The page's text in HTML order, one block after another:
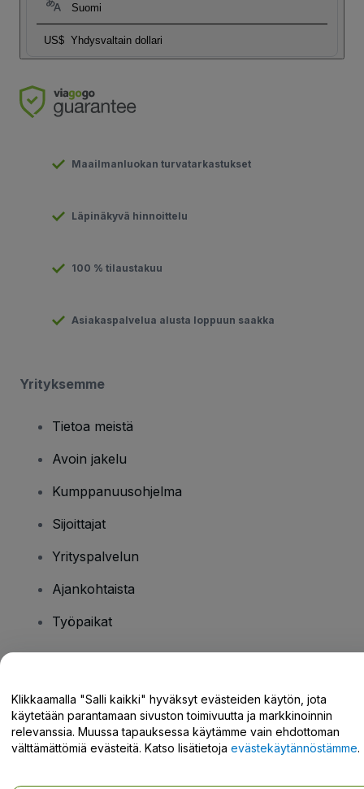
Suomi
US$ Yhdysvaltain dollari
Maailmanluokan turvatarkastukset
Läpinäkyvä hinnoittelu
100 % tilaustakuu
Asiakaspalvelua alusta loppuun saakka
Yrityksemme
Tietoa meistä
Avoin jakelu
Kumppanuusohjelma
Sijoittajat
Yrityspalvelun
Ajankohtaista
Työpaikat
Tukikeskus / Ota meihin yhteyttä
Klikkaamalla "Salli kaikki" hyväksyt evästeiden käytön, jota
käytetään parantamaan sivuston toimivuutta ja markkinoinnin
relevanssia. Muussa tapauksessa käytämme vain ehdottoman
välttämättömiä evästeitä. Katso lisätietoja evästekäytännöstämme.